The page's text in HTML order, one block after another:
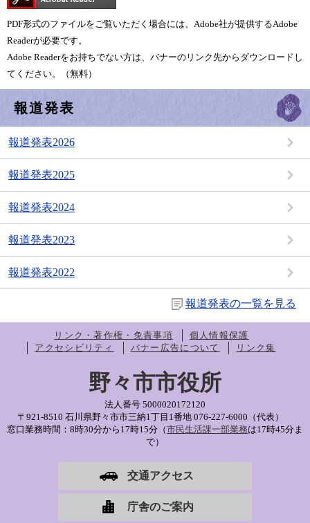
PDF形式のファイルをご覧いただく場合には、Adobe社が提供するAdobe
Readerが必要です。
Adobe Readerをお持ちでない方は、バナーのリンク先からダウンロードし
てください。（無料）
報道発表
報道発表2026
報道発表2025
報道発表2024
報道発表2023
報道発表2022
報道発表の一覧を見る
リンク・著作権・免責事項
個人情報保護
アクセシビリティ
バナー広告について リンク集
野々市市役所
法人番号 5000020172120
〒921-8510 石川県野々市市三納1丁目1番地 076-227-6000（代表）
窓口業務時間：8時30分から17時15分（市民生活課一部業務は17時45分ま
で）
交通アクセス
庁舎のご案内